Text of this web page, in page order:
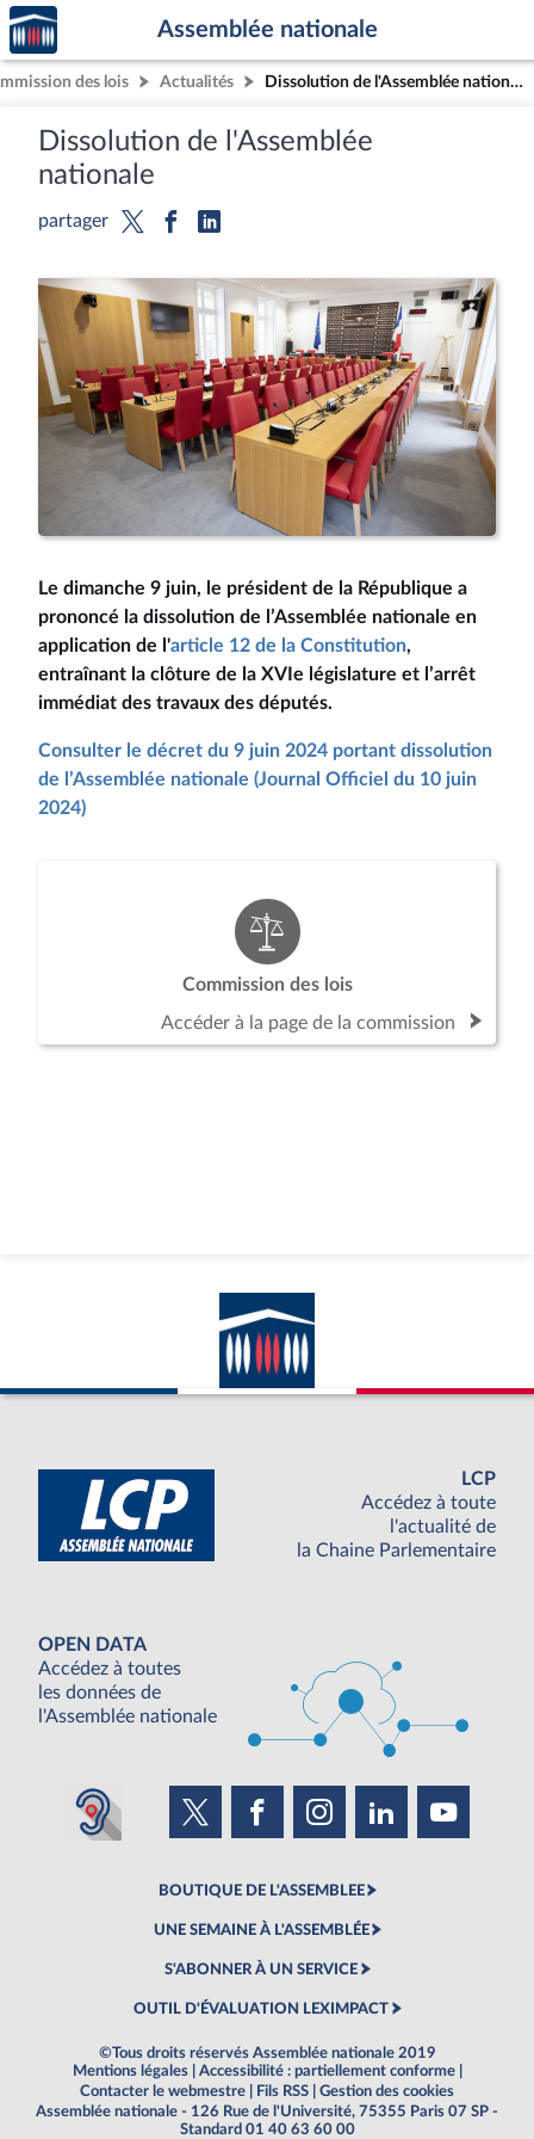
Aller au contenu
Aller en bas de la page
Accèder
à la
page
d'accueil
Assemblée nationale
des lois Actualités Dissolution de l'Assemblée nationale
Dissolution de l'Assemblée
nationale
partager
Le dimanche 9 juin, le président de la République a
prononcé la dissolution de l’Assemblée nationale en
application de l'article 12 de la Constitution,
entraînant la clôture de la XVIe législature et l’arrêt
immédiat des travaux des députés.
Consulter le décret du 9 juin 2024 portant dissolution
de l’Assemblée nationale (Journal Officiel du 10 juin
2024)
Commission des lois
Accéder à la page de la commission
LCP
Accédez à toute
l'actualité de
la Chaine Parlementaire
OPEN DATA
Accédez à toutes
les données de
l'Assemblée nationale
BOUTIQUE DE L'ASSEMBLEE
UNE SEMAINE À L'ASSEMBLÉE
S'ABONNER À UN SERVICE
OUTIL D'ÉVALUATION LEXIMPACT
©Tous droits réservés Assemblée nationale 2019
Mentions légales
Accessibilité : partiellement conforme
Contacter le webmestre
Fils RSS
Gestion des cookies
Assemblée nationale - 126 Rue de l'Université, 75355 Paris 07 SP -
Standard 01 40 63 60 00